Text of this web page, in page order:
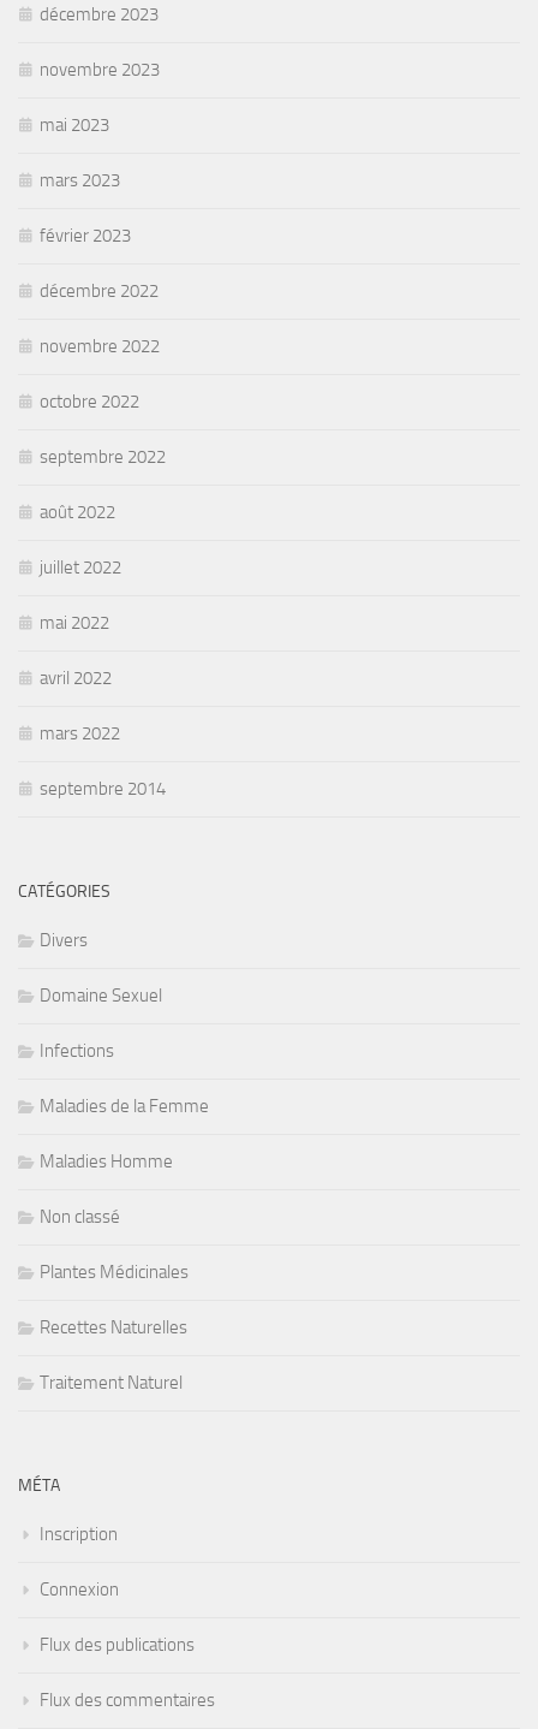
décembre 2023
novembre 2023
mai 2023
mars 2023
février 2023
décembre 2022
novembre 2022
octobre 2022
septembre 2022
août 2022
juillet 2022
mai 2022
avril 2022
mars 2022
septembre 2014
CATÉGORIES
Divers
Domaine Sexuel
Infections
Maladies de la Femme
Maladies Homme
Non classé
Plantes Médicinales
Recettes Naturelles
Traitement Naturel
MÉTA
Inscription
Connexion
Flux des publications
Flux des commentaires